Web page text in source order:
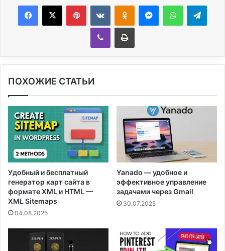
ПОХОЖИЕ СТАТЬИ
Удобный и бесплатный
генератор карт сайта в
формате XML и HTML —
XML Sitemaps
04.08.2025
Yanado — удобное и
эффективное управление
задачами через Gmail
30.07.2025